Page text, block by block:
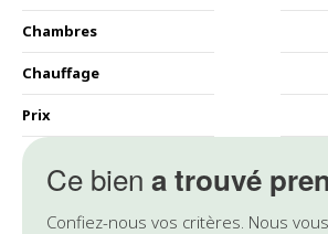
Ce bien a trouvé
Confiez-nous vos critères. Nous
Chambres
Chauffage
Prix